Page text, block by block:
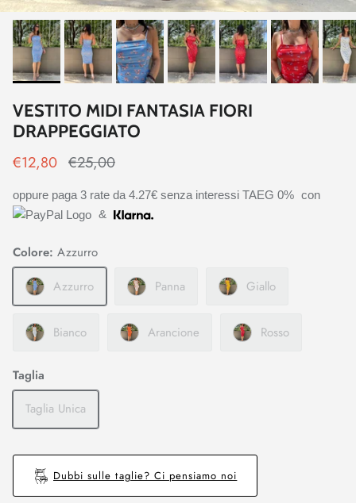
VESTITO MIDI FANTASIA FIORI
DRAPPEGGIATO
€12,80 €25,00
oppure paga 3 rate da 4.27€ senza interessi TAEG 0% con
&
Colore: Azzurro
Azzurro
Panna Giallo
Bianco Arancione Rosso
Taglia
Taglia Unica
Dubbi sulle taglie? Ci pensiamo noi